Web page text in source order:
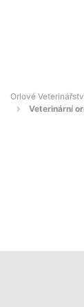
Orlové
Veterinární